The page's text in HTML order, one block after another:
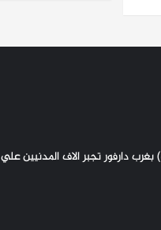
بغرب دارفور تجبر الاف المدنيين علي